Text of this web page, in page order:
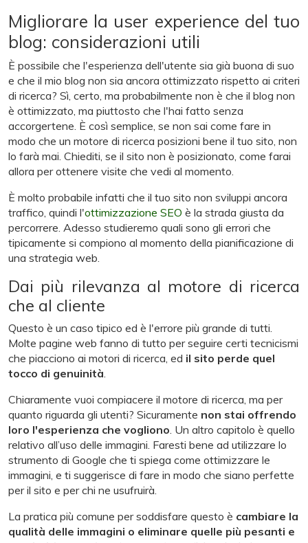
Migliorare la user experience del tuo
blog: considerazioni utili
È possibile che l'esperienza dell'utente sia già buona di suo
e che il mio blog non sia ancora ottimizzato rispetto ai criteri
di ricerca? Sì, certo, ma probabilmente non è che il blog non
è ottimizzato, ma piuttosto che l'hai fatto senza
accorgertene. È così semplice, se non sai come fare in
modo che un motore di ricerca posizioni bene il tuo sito, non
lo farà mai. Chiediti, se il sito non è posizionato, come farai
allora per ottenere visite che vedi al momento.
È molto probabile infatti che il tuo sito non sviluppi ancora
traffico, quindi l'ottimizzazione SEO è la strada giusta da
percorrere. Adesso studieremo quali sono gli errori che
tipicamente si compiono al momento della pianificazione di
una strategia web.
Dai più rilevanza al motore di ricerca
che al cliente
Questo è un caso tipico ed è l'errore più grande di tutti.
Molte pagine web fanno di tutto per seguire certi tecnicismi
che piacciono ai motori di ricerca, ed il sito perde quel
tocco di genuinità
Chiaramente vuoi compiacere il motore di ricerca, ma per
quanto riguarda gli utenti? Sicuramente non stai offrendo
loro l'esperienza che vogliono . Un altro capitolo è quello
relativo all’uso delle immagini. Faresti bene ad utilizzare lo
strumento di Google che ti spiega come ottimizzare le
immagini, e ti suggerisce di fare in modo che siano perfette
per il sito e per chi ne usufruirà.
La pratica più comune per soddisfare questo è cambiare la
qualità delle immagini o eliminare quelle più pesanti e